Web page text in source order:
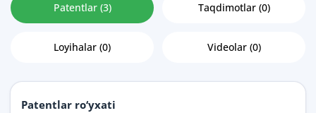
Patentlar (3) Taqdimotlar (0)
Loyihalar (0) Videolar (0)
Patentlar ro‘yxati